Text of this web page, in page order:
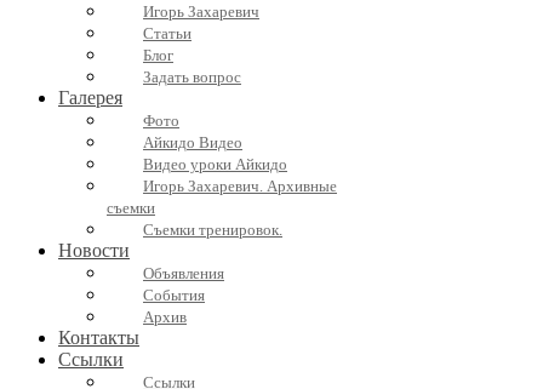
Игорь Захаревич
Статьи
Блог
Задать вопрос
Галерея
Фото
Айкидо Видео
Видео уроки Айкидо
Игорь Захаревич. Архивные
съемки
Съемки тренировок.
Новости
Объявления
События
Архив
Контакты
Ссылки
Ссылки